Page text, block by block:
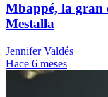
Mbappé, la gran
Mestalla
Jennifer Valdés
Hace 6 meses